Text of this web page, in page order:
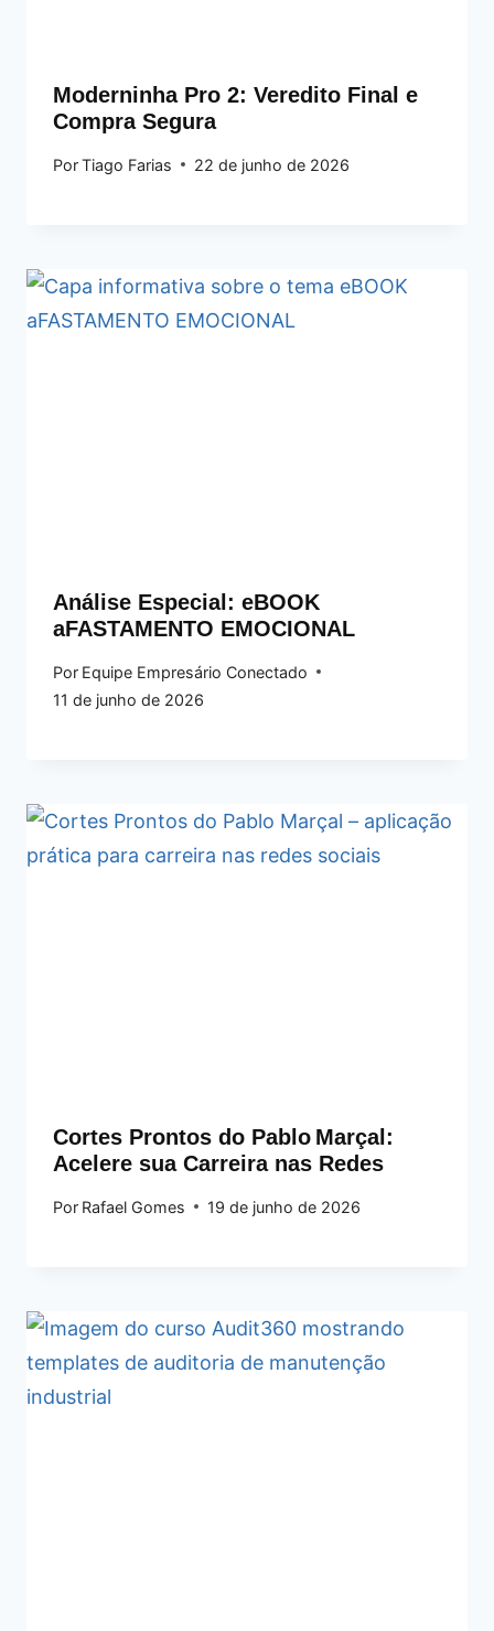
Moderninha Pro 2: Veredito Final e
Compra Segura
PorTiago Farias 22 de junho de 2026
Análise Especial: eBOOK
aFASTAMENTO EMOCIONAL
Por Equipe Empresário Conectado
11 de junho de 2026
Cortes Prontos do Pablo Marçal:
Acelere sua Carreira nas Redes
Por Rafael Gomes 19 de junho de 2026